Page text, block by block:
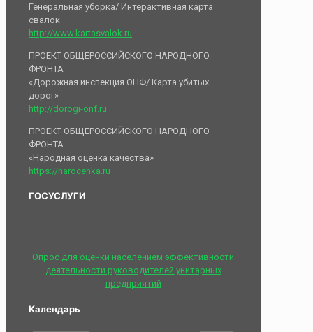
Генеральная уборка/ Интерактивная карта
свалок
http://www.kartasvalok.ru
ПРОЕКТ ОБЩЕРОССИЙСКОГО НАРОДНОГО
ФРОНТА
«Дорожная инспекция ОНФ/ Карта убитых
дорог»
http://dorogi-onf.ru
ПРОЕКТ ОБЩЕРОССИЙСКОГО НАРОДНОГО
ФРОНТА
«Народная оценка качества»
https://narocenka.ru
ГОСУСЛУГИ
Опрос для оценки населением эффективности
деятельности руководителей унитарных
предприятий
Календарь